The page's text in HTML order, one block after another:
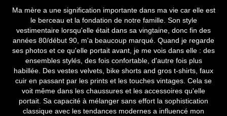
Ma mère a une signification importante dans ma vie car elle est
le berceau et la fondation de notre famille. Son style
vestimentaire lorsqu'elle était dans sa vingtaine, donc fin des
années 80/début 90, m'a beaucoup marqué. Quand je regarde
ses photos et ce qu'elle portait avant, je me vois dans elle : des
ensembles stylés, des fois confortable, d'autre fois plus
habillée. Des vestes velvets, bike shorts and gros t-shirts, faux
cuir en passant par les prints et les touches vintages. Cela se
voit même dans les chaussures et les accessoires qu'elle
portait. Sa capacité à mélanger sans effort la sophistication
classique avec les tendances modernes a influencé mon